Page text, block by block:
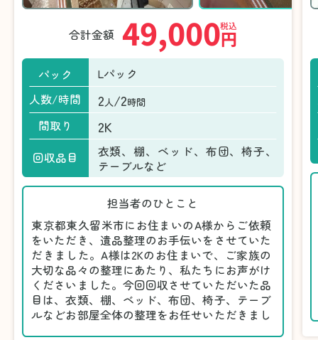
合計金額 49,000円
税込
パック
Lパック
人数/時間
2人 /2時間
間取り 2K
回収品目
衣類、棚、ベッド、布団、椅子、
テーブルなど
担当者のひとこと
東京都東久留米市にお住まいのA様からご依頼
をいただき、遺品整理のお手伝いをさせていた
だきました。A様は2Kのお住まいで、ご家族の
大切な品々の整理にあたり、私たちにお声がけ
くださいました。今回回収させていただいた品
目は、衣類、棚、ベッド、布団、椅子、テーブ
ルなどお部屋全体の整理をお任せいただきまし